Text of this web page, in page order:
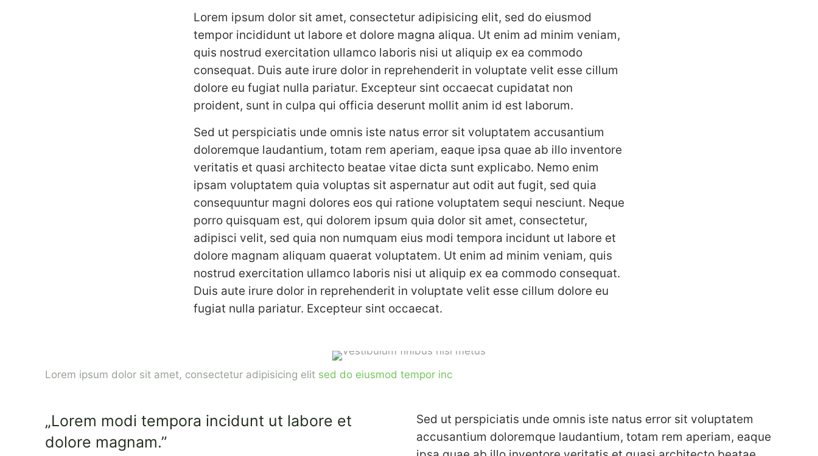
Lorem ipsum dolor sit amet, consectetur adipisicing elit, sed do eiusmod
tempor incididunt ut labore et dolore magna aliqua. Ut enim ad minim veniam,
quis nostrud exercitation ullamco laboris nisi ut aliquip ex ea commodo
consequat. Duis aute irure dolor in reprehenderit in voluptate velit esse cillum
dolore eu fugiat nulla pariatur. Excepteur sint occaecat cupidatat non
proident, sunt in culpa qui officia deserunt mollit anim id est laborum.
Sed ut perspiciatis unde omnis iste natus error sit voluptatem accusantium
doloremque laudantium, totam rem aperiam, eaque ipsa quae ab illo inventore
veritatis et quasi architecto beatae vitae dicta sunt explicabo. Nemo enim
ipsam voluptatem quia voluptas sit aspernatur aut odit aut fugit, sed quia
consequuntur magni dolores eos qui ratione voluptatem sequi nesciunt. Neque
porro quisquam est, qui dolorem ipsum quia dolor sit amet, consectetur,
adipisci velit, sed quia non numquam eius modi tempora incidunt ut labore et
dolore magnam aliquam quaerat voluptatem. Ut enim ad minim veniam, quis
nostrud exercitation ullamco laboris nisi ut aliquip ex ea commodo consequat.
Duis aute irure dolor in reprehenderit in voluptate velit esse cillum dolore eu
fugiat nulla pariatur. Excepteur sint occaecat.
Lorem ipsum dolor sit amet, consectetur adipisicing elit sed do eiusmod tempor inc
„Lorem modi tempora incidunt ut labore et
dolore magnam.”
Sed ut perspiciatis unde omnis iste natus error sit voluptatem
accusantium doloremque laudantium, totam rem aperiam, eaque